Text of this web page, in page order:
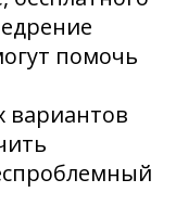
помочь
вариантов